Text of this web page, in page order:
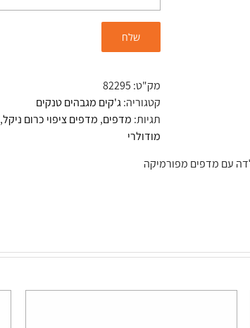
מק"ט: 82295
קטגוריה:ג'קים מגבהים טנקים
תגיות: מדפים, מדפים ציפוי כרום ניקל,
מודולרי
עם מדפים מפורמיקה